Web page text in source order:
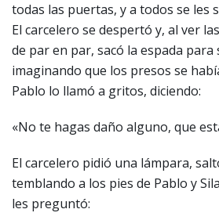
todas las puertas, y a todos se les
El carcelero se despertó y, al ver
de par en par, sacó la espada para
imaginando que los presos se
Pablo lo llamó a gritos, diciendo:
«No te hagas daño alguno, que
El carcelero pidió una lámpara,
temblando a los pies de Pablo y
les preguntó: